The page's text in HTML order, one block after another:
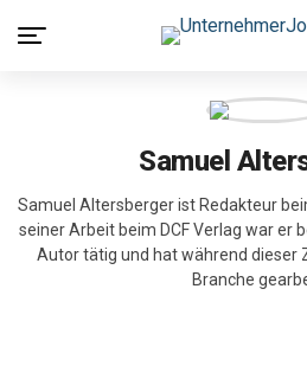
Samuel
Samuel Altersberger ist Redakteur
seiner Arbeit beim DCF Verlag war er
Autor tätig und hat während dieser
Branche